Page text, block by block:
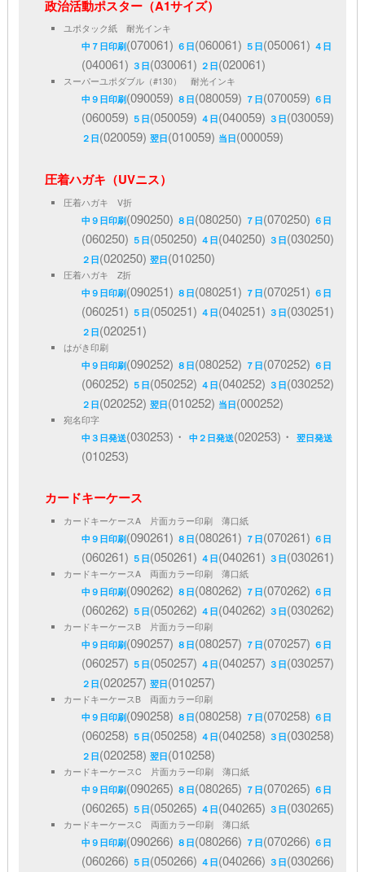
政治活動ポスター（A1サイズ）
ユポタック紙 耐光インキ
中７日印刷(070061) ６日(060061) ５日(050061) ４日
(040061) ３日(030061) ２日(020061)
スーパーユポダブル（#130） 耐光インキ
中９日印刷(090059) ８日(080059) ７日(070059) ６日
(060059) ５日(050059) ４日(040059) ３日(030059)
２日(020059)翌日(010059) 当日(000059)
圧着ハガキ（UVニス）
圧着ハガキ V折
中９日印刷(090250) ８日(080250) ７日(070250) ６日
(060250) ５日(050250) ４日(040250) ３日(030250)
２日(020250)翌日(010250)
圧着ハガキ Z折
中９日印刷(090251) ８日(080251) ７日(070251) ６日
(060251) ５日(050251) ４日(040251) ３日(030251)
２日(020251)
はがき印刷
中９日印刷(090252) ８日(080252) ７日(070252) ６日
(060252) ５日(050252) ４日(040252) ３日(030252)
２日(020252)翌日(010252) 当日(000252)
宛名印字
中３日発送(030253)・中２日発送(020253)・翌日発送
(010253)
カードキーケース
カードキーケースA 片面カラー印刷 薄口紙
中９日印刷(090261) ８日(080261) ７日(070261) ６日
(060261) ５日(050261) ４日(040261) ３日(030261)
カードキーケースA 両面カラー印刷 薄口紙
中９日印刷(090262) ８日(080262) ７日(070262) ６日
(060262) ５日(050262) ４日(040262) ３日(030262)
カードキーケースB 片面カラー印刷
中９日印刷(090257) ８日(080257) ７日(070257) ６日
(060257) ５日(050257) ４日(040257) ３日(030257)
２日(020257)翌日(010257)
カードキーケースB 両面カラー印刷
中９日印刷(090258) ８日(080258) ７日(070258) ６日
(060258) ５日(050258) ４日(040258) ３日(030258)
２日(020258)翌日(010258)
カードキーケースC 片面カラー印刷 薄口紙
中９日印刷(090265) ８日(080265) ７日(070265) ６日
(060265) ５日(050265) ４日(040265) ３日(030265)
カードキーケースC 両面カラー印刷 薄口紙
中９日印刷(090266) ８日(080266) ７日(070266) ６日
(060266) ５日(050266) ４日(040266) ３日(030266)